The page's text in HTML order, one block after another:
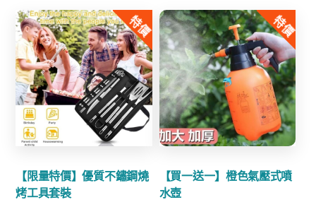
was:
$40.00.
is:
$19.99.
$80.00.$29.99.
特價
【限量特價】優質不鏽鋼燒
烤工具套裝
Share
特價
【買一送一】橙色氣壓式噴
水壺
Share